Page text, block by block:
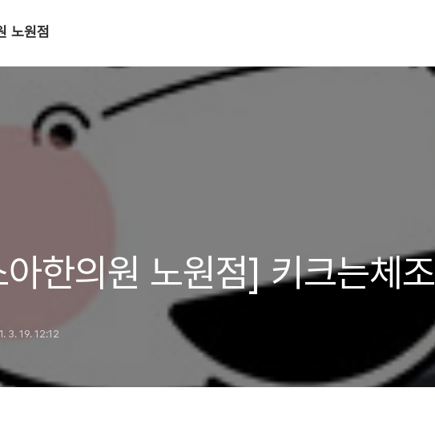
노원점
한의원 노원점] 키크는체조
3. 19. 12:12